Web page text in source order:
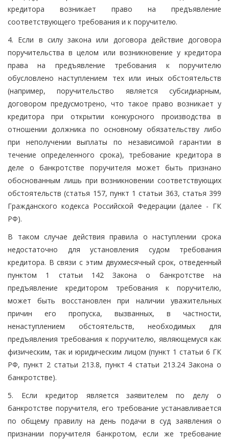
кредитора возникает право на предъявление
соответствующего требования и к поручителю.
4. Если в силу закона или договора действие договора
поручительства в целом или возникновение у кредитора
права на предъявление требования к поручителю
обусловлено наступлением тех или иных обстоятельств
(например, поручительство является субсидиарным,
договором предусмотрено, что такое право возникает у
кредитора при открытии конкурсного производства в
отношении должника по основному обязательству либо
при неполучении выплаты по независимой гарантии в
течение определенного срока), требование кредитора в
деле о банкротстве поручителя может быть признано
обоснованным лишь при возникновении соответствующих
обстоятельств (статья 157, пункт 1 статьи 363, статья 399
Гражданского кодекса Российской Федерации (далее - ГК
РФ).
В таком случае действия правила о наступлении срока
недостаточно для установления судом требования
кредитора. В связи с этим двухмесячный срок, отведенный
пунктом 1 статьи 142 Закона о банкротстве на
предъявление кредитором требования к поручителю,
может быть восстановлен при наличии уважительных
причин его пропуска, вызванных, в частности,
ненаступлением обстоятельств, необходимых для
предъявления требования к поручителю, являющемуся как
физическим, так и юридическим лицом (пункт 1 статьи 6 ГК
РФ, пункт 2 статьи 213.8, пункт 4 статьи 213.24 Закона о
банкротстве).
5. Если кредитор является заявителем по делу о
банкротстве поручителя, его требование устанавливается
по общему правилу на день подачи в суд заявления о
признании поручителя банкротом, если же требование